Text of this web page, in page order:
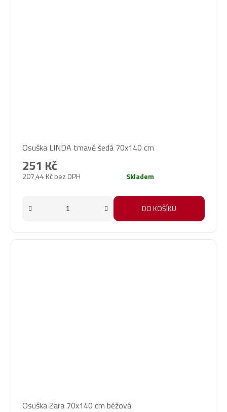
Osuška LINDA tmavě šedá 70x140 cm
207,44 Kč bez DPH
251 Kč
Skladem
DO KOŠÍKU
Osuška Zara 70x140 cm béžová